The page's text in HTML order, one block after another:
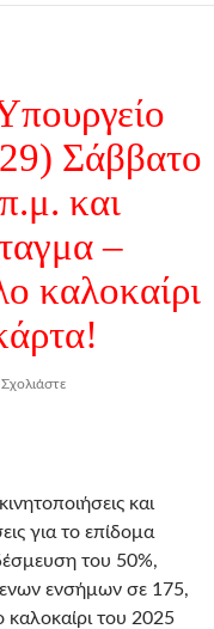
Σάββατο
και
–
καλοκαίρι
Σχολιάστε
και
για το επίδομα
του 50%,
ενσήμων σε 175,
καλοκαίρι του 2025